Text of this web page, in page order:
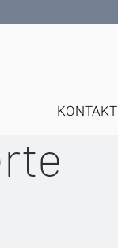
KONTAKT